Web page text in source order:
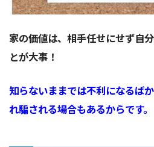
家の価値は、相手任せにせず自
とが大事！
知らないままでは不利になるば
れ騙される場合もあるからです。